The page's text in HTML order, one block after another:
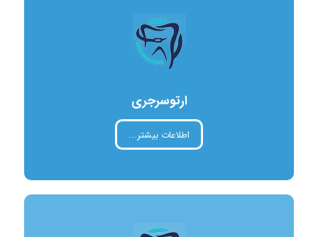
ارتوسرجری
اطلاعات بیشتر...